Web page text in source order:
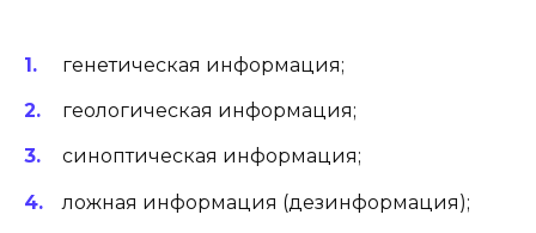
генетическая информация;
геологическая информация;
синоптическая информация;
ложная информация (дезинформация);